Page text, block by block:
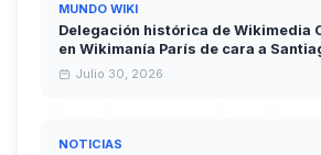
MUNDO WIKI
Delegación histórica de Wikimedia
en Wikimanía París de cara a
Julio 30, 2026
NOTICIAS